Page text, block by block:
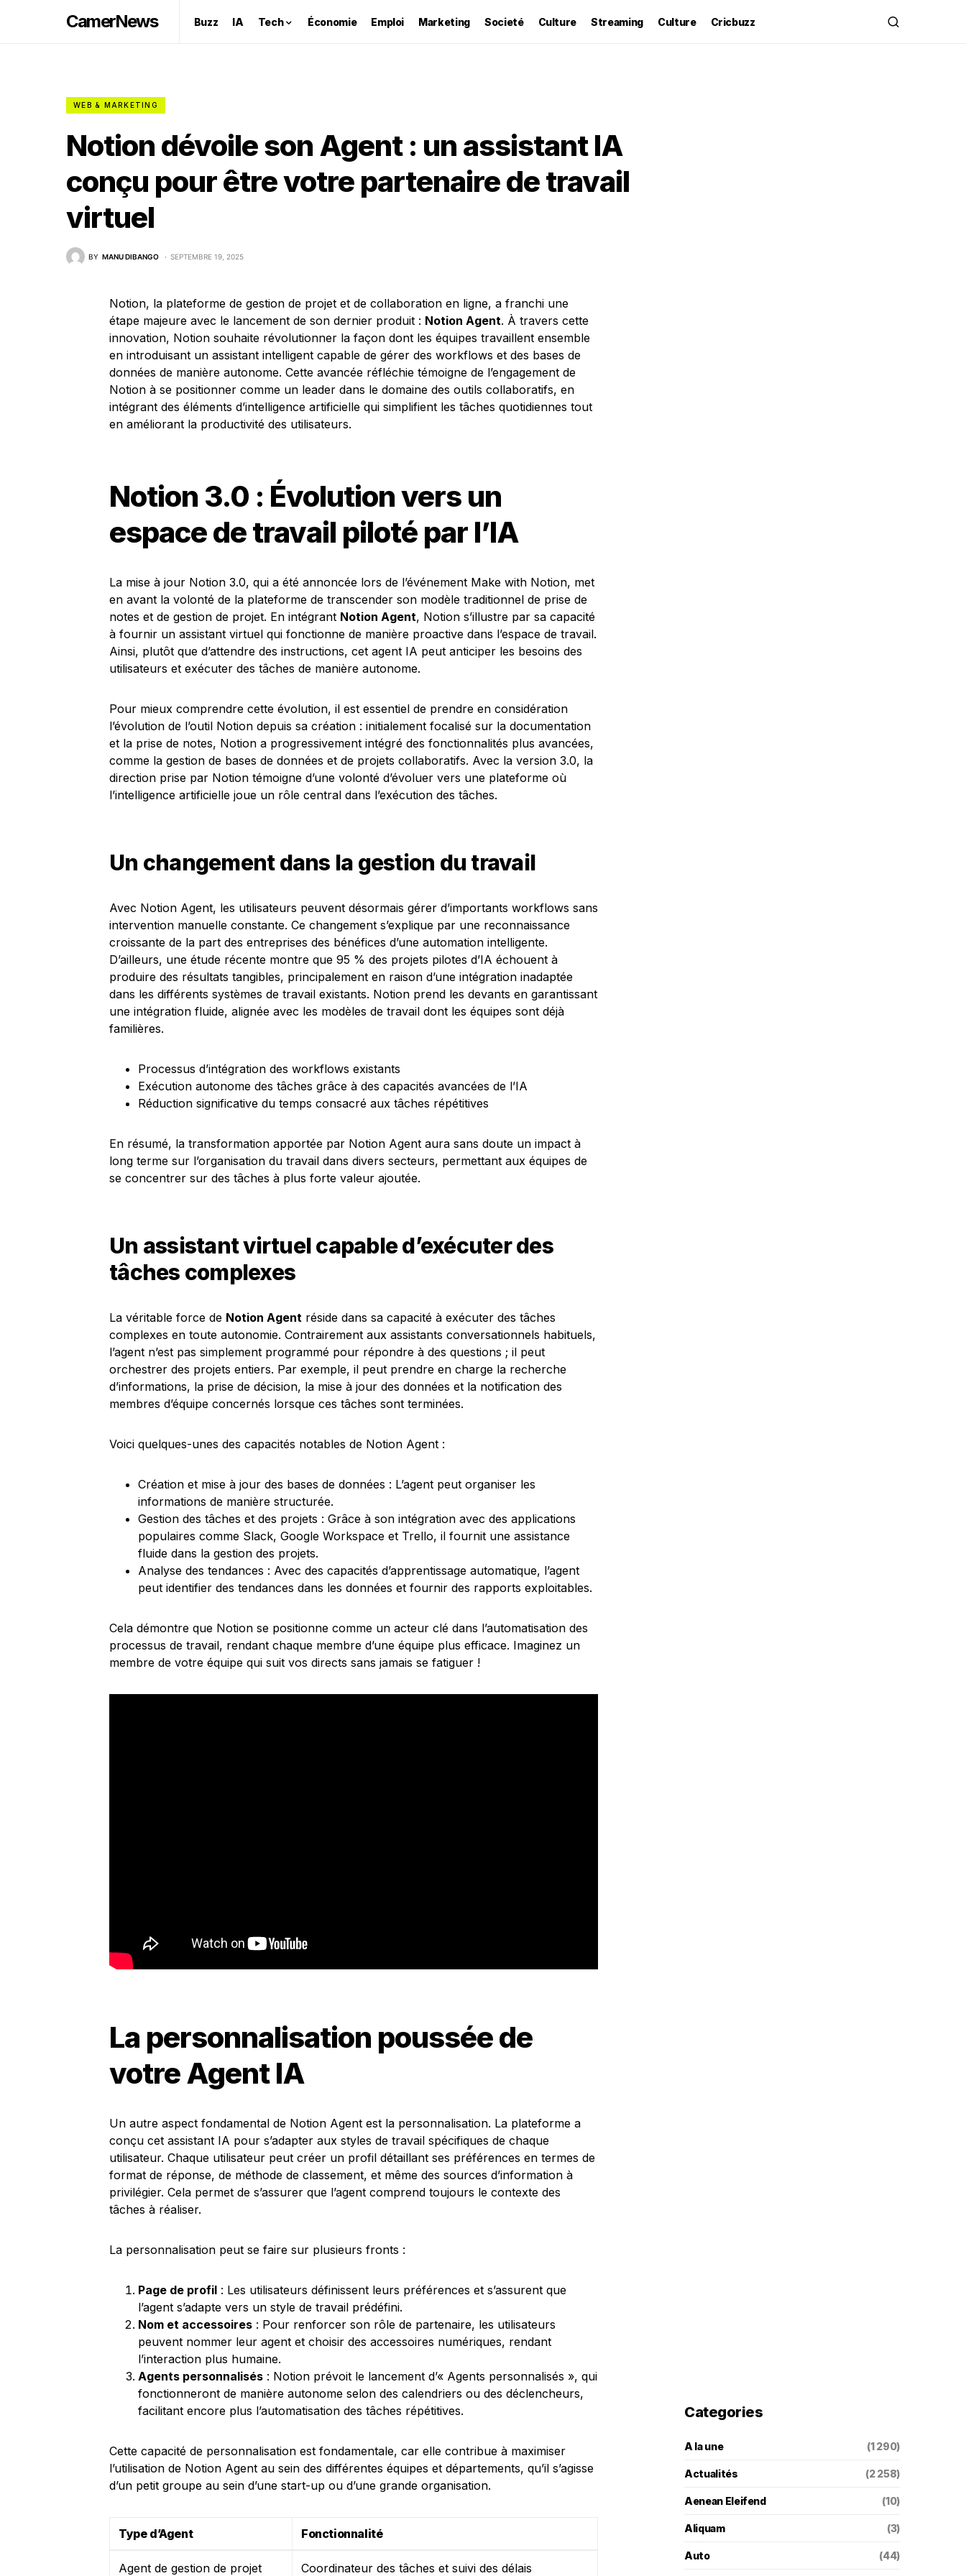
CamerNews Buzz IA Tech Économie Emploi Marketing Societé Culture Streaming Culture Cricbuzz
WEB & MARKETING
Notion dévoile son Agent : un assistant IA
conçu pour être votre partenaire de travail
virtuel
BY MANU DIBANGO SEPTEMBRE 19, 2025
Notion, la plateforme de gestion de projet et de collaboration en ligne, a franchi une
étape majeure avec le lancement de son dernier produit : Notion Agent. À travers cette
innovation, Notion souhaite révolutionner la façon dont les équipes travaillent ensemble
en introduisant un assistant intelligent capable de gérer des workflows et des bases de
données de manière autonome. Cette avancée réfléchie témoigne de l’engagement de
Notion à se positionner comme un leader dans le domaine des outils collaboratifs, en
intégrant des éléments d’intelligence artificielle qui simplifient les tâches quotidiennes tout
en améliorant la productivité des utilisateurs.
Notion 3.0 : Évolution vers un
espace de travail piloté par l’IA
La mise à jour Notion 3.0, qui a été annoncée lors de l’événement Make with Notion, met
en avant la volonté de la plateforme de transcender son modèle traditionnel de prise de
notes et de gestion de projet. En intégrant Notion Agent, Notion s’illustre par sa capacité
à fournir un assistant virtuel qui fonctionne de manière proactive dans l’espace de travail.
Ainsi, plutôt que d’attendre des instructions, cet agent IA peut anticiper les besoins des
utilisateurs et exécuter des tâches de manière autonome.
Pour mieux comprendre cette évolution, il est essentiel de prendre en considération
l’évolution de l’outil Notion depuis sa création : initialement focalisé sur la documentation
et la prise de notes, Notion a progressivement intégré des fonctionnalités plus avancées,
comme la gestion de bases de données et de projets collaboratifs. Avec la version 3.0, la
direction prise par Notion témoigne d’une volonté d’évoluer vers une plateforme où
l’intelligence artificielle joue un rôle central dans l’exécution des tâches.
Un changement dans la gestion du travail
Avec Notion Agent, les utilisateurs peuvent désormais gérer d’importants workflows sans
intervention manuelle constante. Ce changement s’explique par une reconnaissance
croissante de la part des entreprises des bénéfices d’une automation intelligente.
D’ailleurs, une étude récente montre que 95 % des projets pilotes d’IA échouent à
produire des résultats tangibles, principalement en raison d’une intégration inadaptée
dans les différents systèmes de travail existants. Notion prend les devants en garantissant
une intégration fluide, alignée avec les modèles de travail dont les équipes sont déjà
familières.
Processus d’intégration des workflows existants
Exécution autonome des tâches grâce à des capacités avancées de l’IA
Réduction significative du temps consacré aux tâches répétitives
En résumé, la transformation apportée par Notion Agent aura sans doute un impact à
long terme sur l’organisation du travail dans divers secteurs, permettant aux équipes de
se concentrer sur des tâches à plus forte valeur ajoutée.
Un assistant virtuel capable d’exécuter des
tâches complexes
La véritable force de Notion Agent réside dans sa capacité à exécuter des tâches
complexes en toute autonomie. Contrairement aux assistants conversationnels habituels,
l’agent n’est pas simplement programmé pour répondre à des questions ; il peut
orchestrer des projets entiers. Par exemple, il peut prendre en charge la recherche
d’informations, la prise de décision, la mise à jour des données et la notification des
membres d’équipe concernés lorsque ces tâches sont terminées.
Voici quelques-unes des capacités notables de Notion Agent :
Création et mise à jour des bases de données : L’agent peut organiser les
informations de manière structurée.
Gestion des tâches et des projets : Grâce à son intégration avec des applications
populaires comme Slack, Google Workspace et Trello, il fournit une assistance
fluide dans la gestion des projets.
Analyse des tendances : Avec des capacités d’apprentissage automatique, l’agent
peut identifier des tendances dans les données et fournir des rapports exploitables.
Cela démontre que Notion se positionne comme un acteur clé dans l’automatisation des
processus de travail, rendant chaque membre d’une équipe plus efficace. Imaginez un
membre de votre équipe qui suit vos directs sans jamais se fatiguer !
La personnalisation poussée de
votre Agent IA
Un autre aspect fondamental de Notion Agent est la personnalisation. La plateforme a
conçu cet assistant IA pour s’adapter aux styles de travail spécifiques de chaque
utilisateur. Chaque utilisateur peut créer un profil détaillant ses préférences en termes de
format de réponse, de méthode de classement, et même des sources d’information à
privilégier. Cela permet de s’assurer que l’agent comprend toujours le contexte des
tâches à réaliser.
La personnalisation peut se faire sur plusieurs fronts :
Page de profil : Les utilisateurs définissent leurs préférences et s’assurent que
l’agent s’adapte vers un style de travail prédéfini.
Nom et accessoires : Pour renforcer son rôle de partenaire, les utilisateurs
peuvent nommer leur agent et choisir des accessoires numériques, rendant
l’interaction plus humaine.
Agents personnalisés : Notion prévoit le lancement d’« Agents personnalisés », qui
fonctionneront de manière autonome selon des calendriers ou des déclencheurs,
facilitant encore plus l’automatisation des tâches répétitives.
Cette capacité de personnalisation est fondamentale, car elle contribue à maximiser
l’utilisation de Notion Agent au sein des différentes équipes et départements, qu’il s’agisse
d’un petit groupe au sein d’une start-up ou d’une grande organisation.
Type d’Agent Fonctionnalité
Agent de gestion de projet Coordinateur des tâches et suivi des délais
Categories
A la une (1 290)
Actualités (2 258)
Aenean Eleifend (10)
Aliquam (3)
Auto (44)